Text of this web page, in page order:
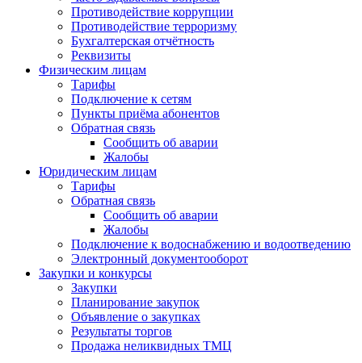
Противодействие коррупции
Противодействие терроризму
Бухгалтерская отчётность
Реквизиты
Физическим лицам
Тарифы
Подключение к сетям
Пункты приёма абонентов
Обратная связь
Сообщить об аварии
Жалобы
Юридическим лицам
Тарифы
Обратная связь
Сообщить об аварии
Жалобы
Подключение к водоснабжению и водоотведению
Электронный документооборот
Закупки и конкурсы
Закупки
Планирование закупок
Объявление о закупках
Результаты торгов
Продажа неликвидных ТМЦ